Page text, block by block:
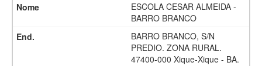
ESCOLA CESAR ALMEIDA -
BARRO BRANCO
BARRO BRANCO, S/N
PREDIO. ZONA RURAL.
47400-000 Xique-Xique - BA.